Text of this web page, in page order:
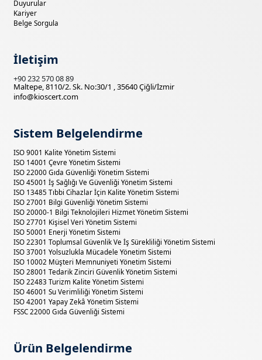
Duyurular
Kariyer
Belge Sorgula
İletişim
+90 232 570 08 89
Maltepe, 8110/2. Sk. No:30/1 , 35640 Çiğli/İzmir
info@kioscert.com
Sistem Belgelendirme
ISO 9001 Kalite Yönetim Sistemi
ISO 14001 Çevre Yönetim Sistemi
ISO 22000 Gıda Güvenliği Yönetim Sistemi
ISO 45001 İş Sağlığı Ve Güvenliği Yönetim Sistemi
ISO 13485 Tıbbi Cihazlar İçin Kalite Yönetim Sistemi
ISO 27001 Bilgi Güvenliği Yönetim Sistemi
ISO 20000-1 Bilgi Teknolojileri Hizmet Yönetim Sistemi
ISO 27701 Kişisel Veri Yönetim Sistemi
ISO 50001 Enerji Yönetim Sistemi
ISO 22301 Toplumsal Güvenlik Ve İş Sürekliliği Yönetim Sistemi
ISO 37001 Yolsuzlukla Mücadele Yönetim Sistemi
ISO 10002 Müşteri Memnuniyeti Yönetim Sistemi
ISO 28001 Tedarik Zinciri Güvenlik Yönetim Sistemi
ISO 22483 Turizm Kalite Yönetim Sistemi
ISO 46001 Su Verimliliği Yönetim Sistemi
ISO 42001 Yapay Zekâ Yönetim Sistemi
FSSC 22000 Gıda Güvenliği Sistemi
Ürün Belgelendirme